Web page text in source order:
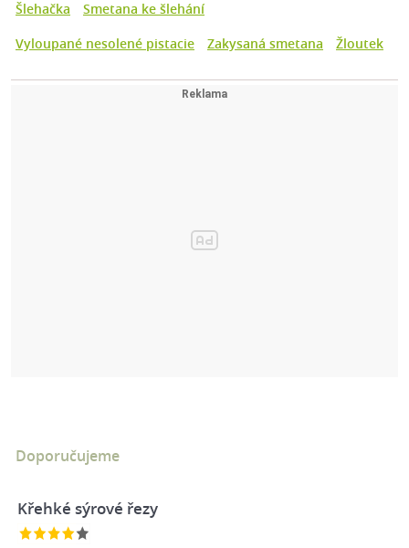
Šlehačka
Smetana ke šlehání
Vyloupané nesolené pistacie
Zakysaná smetana Žloutek
Doporučujeme
Křehké sýrové řezy